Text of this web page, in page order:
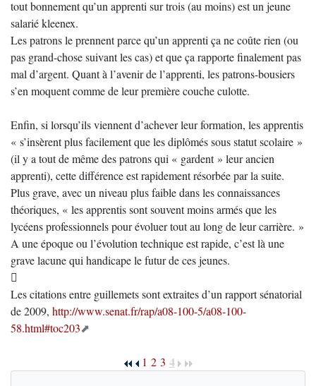
tout bonnement qu’un apprenti sur trois (au moins) est un jeune
salarié kleenex.
Les patrons le prennent parce qu’un apprenti ça ne coûte rien (ou
pas grand-chose suivant les cas) et que ça rapporte finalement pas
mal d’argent. Quant à l’avenir de l’apprenti, les patrons-bousiers
s’en moquent comme de leur première couche culotte.
Enfin, si lorsqu’ils viennent d’achever leur formation, les apprentis
« s’insèrent plus facilement que les diplômés sous statut scolaire »
(il y a tout de même des patrons qui « gardent » leur ancien
apprenti), cette différence est rapidement résorbée par la suite.
Plus grave, avec un niveau plus faible dans les connaissances
théoriques, « les apprentis sont souvent moins armés que les
lycéens professionnels pour évoluer tout au long de leur carrière. »
A une époque ou l’évolution technique est rapide, c’est là une
grave lacune qui handicape le futur de ces jeunes.

Les citations entre guillemets sont extraites d’un rapport sénatorial
de 2009, http://www.senat.fr/rap/a08-100-5/a08-100-
58.html#toc203
1 2 3 4